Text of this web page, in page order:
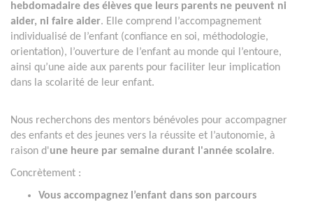
hebdomadaire des élèves que leurs parents ne peuvent ni
aider, ni faire aider. Elle comprend l’accompagnement
individualisé de l’enfant (confiance en soi, méthodologie,
orientation), l’ouverture de l’enfant au monde qui l’entoure,
ainsi qu’une aide aux parents pour faciliter leur implication
dans la scolarité de leur enfant.
Nous recherchons des mentors bénévoles pour accompagner
des enfants et des jeunes vers la réussite et l’autonomie, à
raison d'une heure par semaine durant l'année scolaire.
Concrètement :
Vous accompagnez l’enfant dans son parcours